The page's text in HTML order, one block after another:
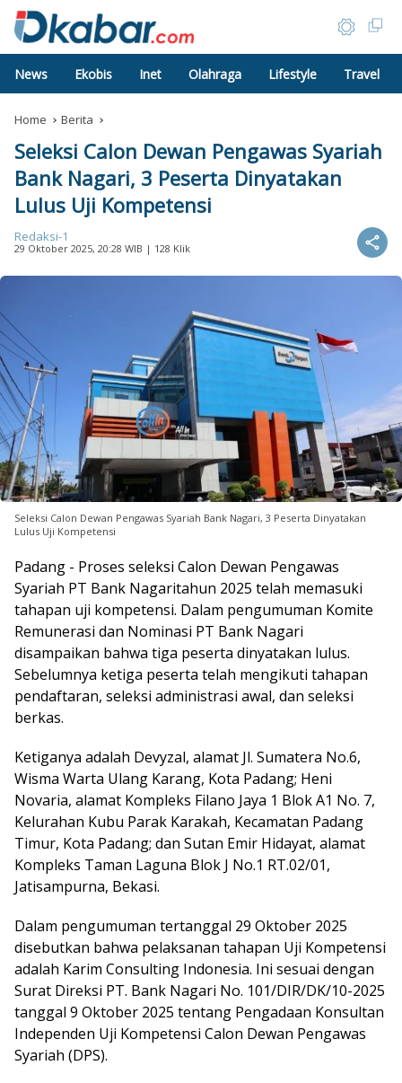
News Ekobis Inet Olahraga Lifestyle Travel
Home Berita
Seleksi Calon Dewan Pengawas Syariah
Bank Nagari, 3 Peserta Dinyatakan
Lulus Uji Kompetensi
Redaksi-1
29 Oktober 2025, 20:28 WIB | 128 Klik
Seleksi Calon Dewan Pengawas Syariah Bank Nagari, 3 Peserta Dinyatakan
Lulus Uji Kompetensi
Padang - Proses seleksi Calon Dewan Pengawas
Syariah PT Bank Nagaritahun 2025 telah memasuki
tahapan uji kompetensi. Dalam pengumuman Komite
Remunerasi dan Nominasi PT Bank Nagari
disampaikan bahwa tiga peserta dinyatakan lulus.
Sebelumnya ketiga peserta telah mengikuti tahapan
pendaftaran, seleksi administrasi awal, dan seleksi
berkas.
Ketiganya adalah Devyzal, alamat Jl. Sumatera No.6,
Wisma Warta Ulang Karang, Kota Padang; Heni
Novaria, alamat Kompleks Filano Jaya 1 Blok A1 No. 7,
Kelurahan Kubu Parak Karakah, Kecamatan Padang
Timur, Kota Padang; dan Sutan Emir Hidayat, alamat
Kompleks Taman Laguna Blok J No.1 RT.02/01,
Jatisampurna, Bekasi.
Dalam pengumuman tertanggal 29 Oktober 2025
disebutkan bahwa pelaksanan tahapan Uji Kompetensi
adalah Karim Consulting Indonesia. Ini sesuai dengan
Surat Direksi PT. Bank Nagari No. 101/DIR/DK/10-2025
tanggal 9 Oktober 2025 tentang Pengadaan Konsultan
Independen Uji Kompetensi Calon Dewan Pengawas
Syariah (DPS).